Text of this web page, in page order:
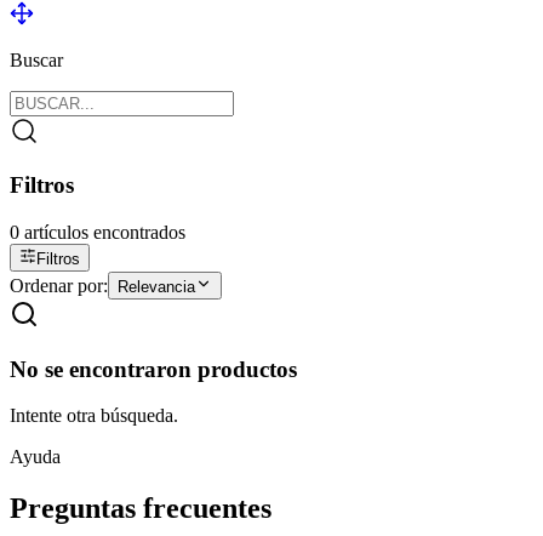
Buscar
Filtros
0 artículos encontrados
Filtros
Ordenar por: Relevancia
No se encontraron productos
Intente otra búsqueda.
Ayuda
Preguntas frecuentes